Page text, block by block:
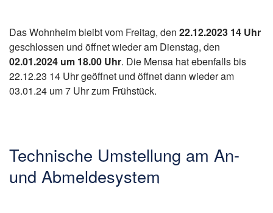
Das Wohnheim bleibt vom Freitag, den 22.12.2023 14 Uhr
geschlossen und öffnet wieder am Dienstag, den
02.01.2024 um 18.00 Uhr. Die Mensa hat ebenfalls bis
22.12.23 14 Uhr geöffnet und öffnet dann wieder am
03.01.24 um 7 Uhr zum Frühstück.
Technische Umstellung am An-
und Abmeldesystem